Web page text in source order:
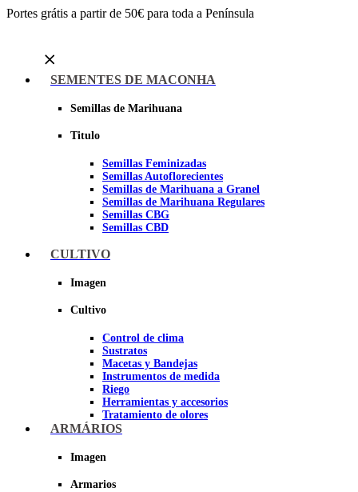
Portes grátis a partir de 50€ para toda a Península
SEMENTES DE MACONHA
Semillas de Marihuana
Titulo
Semillas Feminizadas
Semillas Autoflorecientes
Semillas de Marihuana a Granel
Semillas de Marihuana Regulares
Semillas CBG
Semillas CBD
Sheer seeds
CULTIVO
Imagen
Cultivo
Control de clima
Sustratos
Macetas y Bandejas
Instrumentos de medida
Riego
Herramientas y accesorios
Tratamiento de olores
Insecticidas y fungicidas
Papel Reflectante para Cultivo de
ARMÁRIOS
Imagen
Armarios